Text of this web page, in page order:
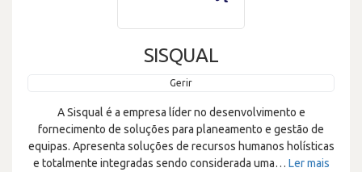
SISQUAL
Gerir
A Sisqual é a empresa líder no desenvolvimento e
fornecimento de soluções para planeamento e gestão de
equipas. Apresenta soluções de recursos humanos holísticas
e totalmente integradas sendo considerada uma… Ler mais